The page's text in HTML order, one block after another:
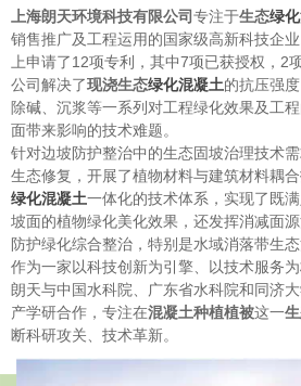
上海朗天环境科技有限公司专注于生态绿
销售推广及工程运用的国家级高新科技企
上申请了12项专利，其中7项已获授权，2
公司解决了现浇生态绿化混凝土的抗压强
除碱、沉浆等一系列对工程绿化效果及工
面带来影响的技术难题。
针对边坡防护整治中的生态固坡治理技术
生态修复，开展了植物材料与建筑材料耦
绿化混凝土一体化的技术体系，实现了既
坡面的植物绿化美化效果，还发挥消减面
防护绿化综合整治，特别是水域消落带生态
作为一家以科技创新为引擎、以技术服务
朗天与中国水科院、广东省水科院和同济
产学研合作，专注在混凝土种植植被这一
断科研攻关、技术革新。